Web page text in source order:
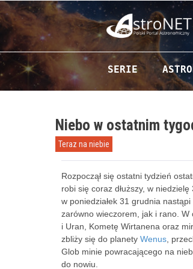
Przejdź do zawartości
SERIE
Niebo w ostatnim
Teraz na niebie
Rozpoczął się ostatni tydzień
robi się coraz dłuższy, w
w poniedziałek 31 grudnia
zarówno wieczorem, jak i rano.
i Uran, Kometę Wirtanena oraz
zbliży się do planety Wenus ,
Glob minie powracającego na
do nowiu.